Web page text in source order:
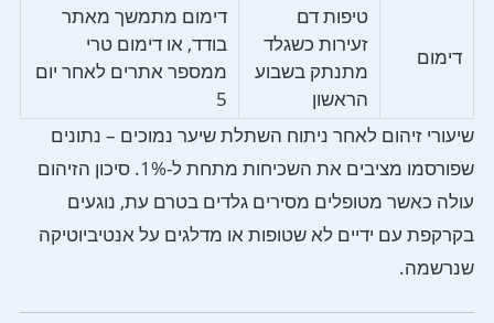
דימום
טיפות דם
זעירות כשגלד
מתנתק בשבוע
הראשון
דימום מתמשך מאתר
בודד, או דימום טרי
ממספר אתרים לאחר יום
5
שיעורי זיהום לאחר ניתוח השתלת שיער נמוכים – נתונים
שפורסמו מציבים את השכיחות מתחת ל-1%. סיכון הזיהום
עולה כאשר מטופלים מסירים גלדים בטרם עת, נוגעים
בקרקפת עם ידיים לא שטופות או מדלגים על אנטיביוטיקה
שנרשמה.